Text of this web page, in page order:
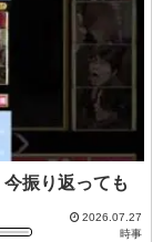
振り返っても
2026.07.27
時事